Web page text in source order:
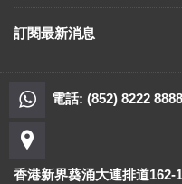
訂閱最新消息
電話: (852) 8222 8888
香港新界葵涌大連排道162-